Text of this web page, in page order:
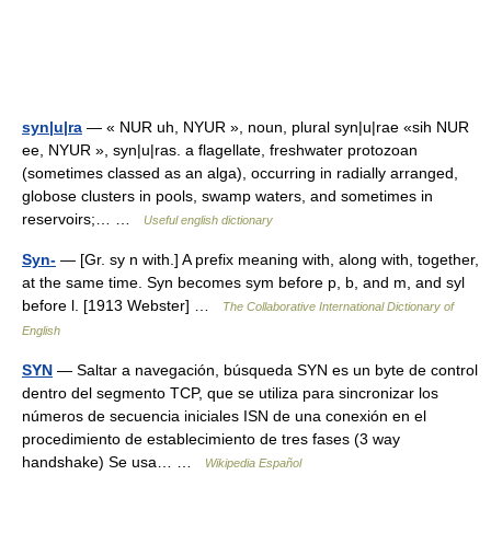
syn|u|ra — « NUR uh, NYUR », noun, plural syn|u|rae «sih NUR
ee, NYUR », syn|u|ras. a flagellate, freshwater protozoan
(sometimes classed as an alga), occurring in radially arranged,
globose clusters in pools, swamp waters, and sometimes in
reservoirs;… …
Useful english dictionary
Syn- — [Gr. sy n with.] A prefix meaning with, along with, together,
at the same time. Syn becomes sym before p, b, and m, and syl
before l. [1913 Webster] …
The Collaborative International Dictionary of
English
SYN — Saltar a navegación, búsqueda SYN es un byte de control
dentro del segmento TCP, que se utiliza para sincronizar los
números de secuencia iniciales ISN de una conexión en el
procedimiento de establecimiento de tres fases (3 way
handshake) Se usa… …
Wikipedia Español